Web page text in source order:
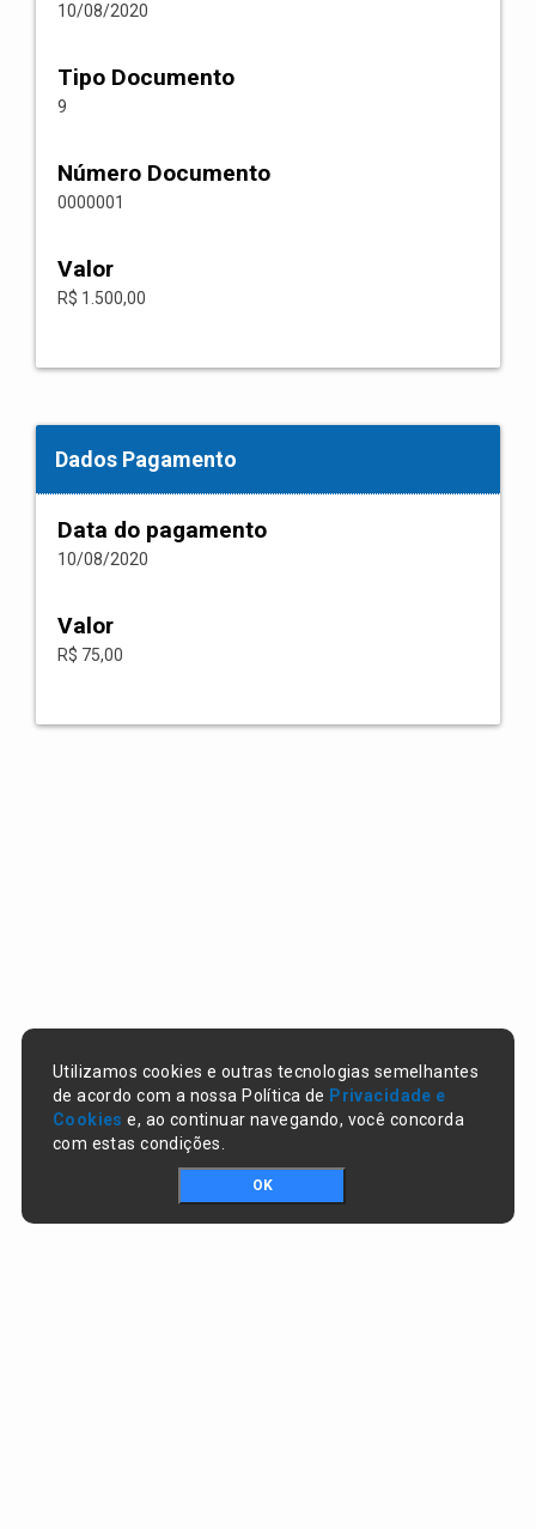
10/08/2020
Tipo Documento
9
Número Documento
0000001
Valor
R$ 1.500,00
Dados Pagamento
Data do pagamento
10/08/2020
Valor
R$ 75,00
Utilizamos cookies e outras tecnologias semelhantes
de acordo com a nossa Política de Privacidade e
Cookies e, ao continuar navegando, você concorda
com estas condições.
OK